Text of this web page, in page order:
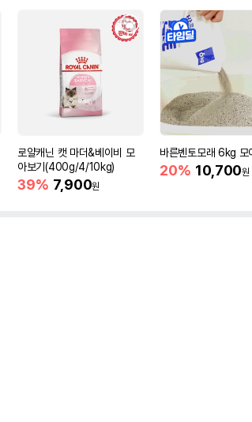
로얄캐닌 캣 마더&베이비 모
아보기(400g/4/10kg)
39% 7,900원
바른벤토모래 6kg 모
20% 10,700원